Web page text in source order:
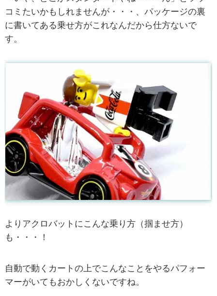
コミたいかもしれませんが・・・、パッケージの裏
に書いてある乗せ方がこれなんだから仕方ないで
す。
よりアクロバットにこんな乗り方（掴ませ方）
も・・・！
自動で動くカートの上でこんなことをやるパフォー
マーがいてもおかしくないですね。